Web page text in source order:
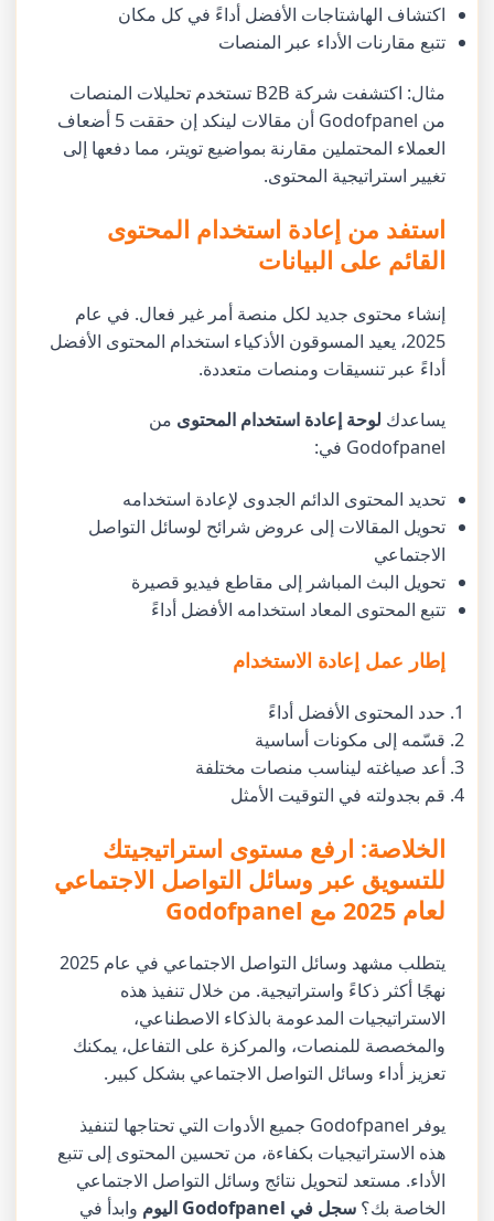
اكتشاف الهاشتاجات الأفضل أداءً في كل مكان
تتبع مقارنات الأداء عبر المنصات
مثال: اكتشفت شركة B2B تستخدم تحليلات المنصات
من Godofpanel أن مقالات لينكد إن حققت 5 أضعاف
العملاء المحتملين مقارنة بمواضيع تويتر، مما دفعها إلى
تغيير استراتيجية المحتوى.
استفد من إعادة استخدام المحتوى
القائم على البيانات
إنشاء محتوى جديد لكل منصة أمر غير فعال. في عام
2025، يعيد المسوقون الأذكياء استخدام المحتوى الأفضل
أداءً عبر تنسيقات ومنصات متعددة.
يساعدك لوحة إعادة استخدام المحتوى من
Godofpanel في:
تحديد المحتوى الدائم الجدوى لإعادة استخدامه
تحويل المقالات إلى عروض شرائح لوسائل التواصل
الاجتماعي
تحويل البث المباشر إلى مقاطع فيديو قصيرة
تتبع المحتوى المعاد استخدامه الأفضل أداءً
إطار عمل إعادة الاستخدام
حدد المحتوى الأفضل أداءً
قسّمه إلى مكونات أساسية
أعد صياغته ليناسب منصات مختلفة
قم بجدولته في التوقيت الأمثل
الخلاصة: ارفع مستوى استراتيجيتك
للتسويق عبر وسائل التواصل الاجتماعي
لعام 2025 مع Godofpanel
يتطلب مشهد وسائل التواصل الاجتماعي في عام 2025
نهجًا أكثر ذكاءً واستراتيجية. من خلال تنفيذ هذه
الاستراتيجيات المدعومة بالذكاء الاصطناعي،
والمخصصة للمنصات، والمركزة على التفاعل، يمكنك
تعزيز أداء وسائل التواصل الاجتماعي بشكل كبير.
يوفر Godofpanel جميع الأدوات التي تحتاجها لتنفيذ
هذه الاستراتيجيات بكفاءة، من تحسين المحتوى إلى تتبع
الأداء. مستعد لتحويل نتائج وسائل التواصل الاجتماعي
الخاصة بك؟سجل في Godofpanel اليوم
وابدأ في